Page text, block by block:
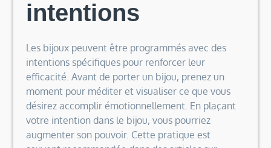
intentions
Les bijoux peuvent être programmés avec des
intentions spécifiques pour renforcer leur
efficacité. Avant de porter un bijou, prenez un
moment pour méditer et visualiser ce que vous
désirez accomplir émotionnellement. En plaçant
votre intention dans le bijou, vous pourriez
augmenter son pouvoir. Cette pratique est